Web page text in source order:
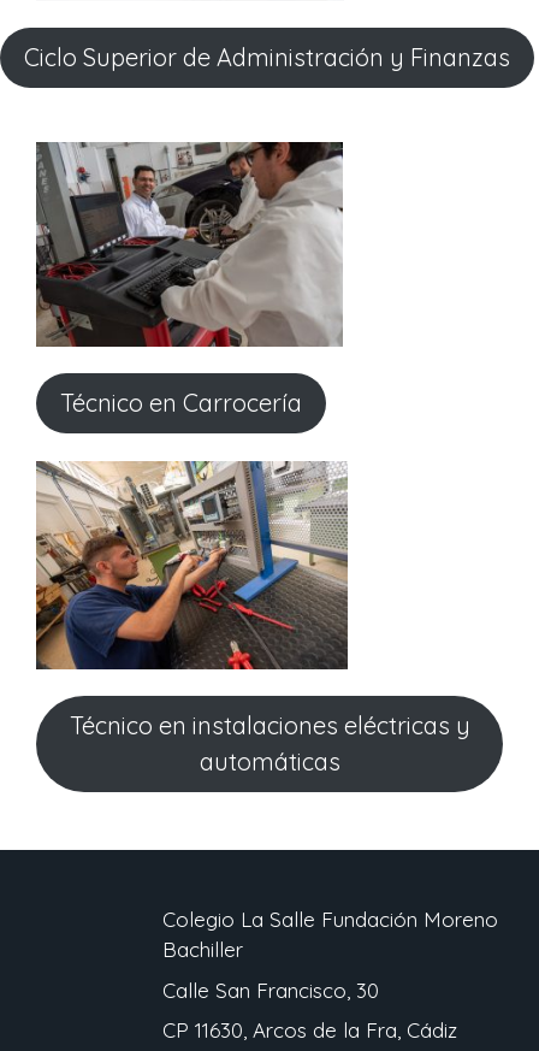
Ciclo Superior de Administración y Finanzas
Técnico en Carrocería
Técnico en instalaciones eléctricas y
automáticas
Colegio La Salle Fundación Moreno
Bachiller
Calle San Francisco, 30
CP 11630, Arcos de la Fra, Cádiz